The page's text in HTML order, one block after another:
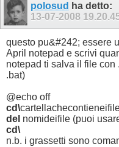
polosud ha detto:
13-07-2008
questo pu&#242; essere
April notepad e scrivi
notepad ti salva il file
.bat)
@echo off
cd\
del nomideifile (puoi
cd\
n.b. i grassetti sono